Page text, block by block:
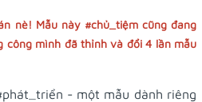
nè! Mẫu này #chủ_tiệmcũng đang
công mình đã thỉnh và đổi 4 lần mẫu
- một mẫu dành riêng